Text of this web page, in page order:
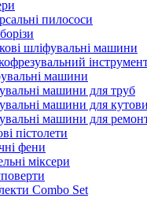
пилососи
шліфувальні машини
машини
машини для труб
машини для
машини для
пістолети
фени
міксери
Combo Set